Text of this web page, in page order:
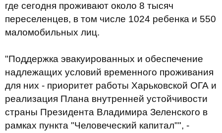
где сегодня проживают около 8 тысяч
переселенцев, в том числе 1024 ребенка и 550
маломобильных лиц.
"Поддержка эвакуированных и обеспечение
надлежащих условий временного проживания
для них - приоритет работы Харьковской ОГА и
реализация Плана внутренней устойчивости
страны Президента Владимира Зеленского в
рамках пункта "Человеческий капитал"", -